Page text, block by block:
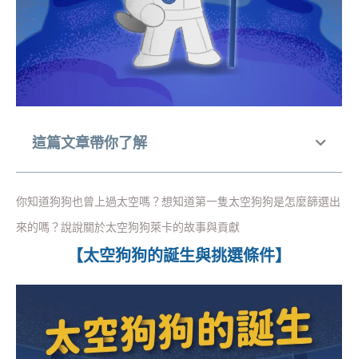
這篇文章帶你了解
你知道狗狗也曾上過太空嗎？想知道第一隻太空狗狗是怎麼篩選出
來的嗎？說說關於太空狗狗萊卡的故事與貢獻
【太空狗狗的誕生與挑選條件】